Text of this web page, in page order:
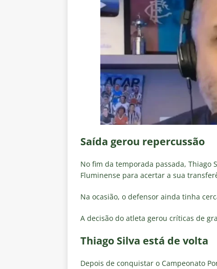
Saída gerou repercussão
No fim da temporada passada, Thiago
Fluminense para acertar a sua
Na ocasião, o defensor ainda tinha
A decisão do atleta gerou críticas de
Thiago Silva está de volta
Depois de conquistar o Campeonato